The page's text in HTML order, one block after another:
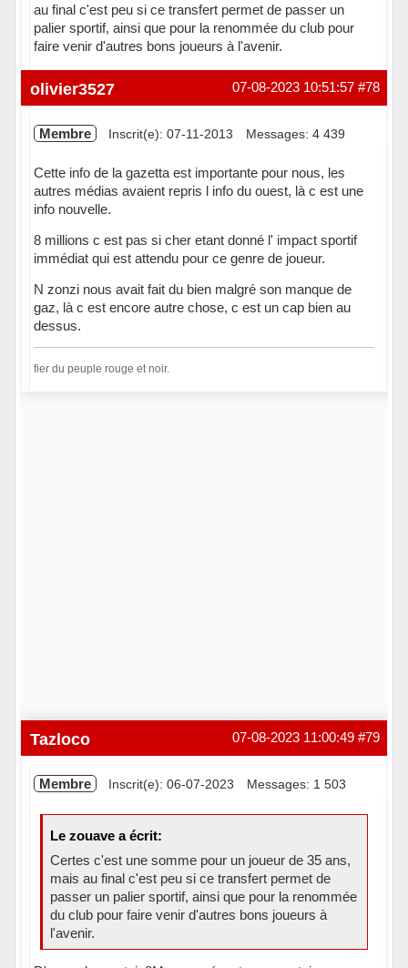
au final c'est peu si ce transfert permet de passer un
palier sportif, ainsi que pour la renommée du club pour
faire venir d'autres bons joueurs à l'avenir.
Hors ligne #78
07-08-2023 10:51:57
olivier3527
Membre Inscrit(e): 07-11-2013 Messages: 4 439
Cette info de la gazetta est importante pour nous, les
autres médias avaient repris l info du ouest, là c est une
info nouvelle.
8 millions c est pas si cher etant donné l' impact sportif
immédiat qui est attendu pour ce genre de joueur.
N zonzi nous avait fait du bien malgré son manque de
gaz, là c est encore autre chose, c est un cap bien au
dessus.
fier du peuple rouge et noir.
#79
07-08-2023 11:00:49
Tazloco
Membre Inscrit(e): 06-07-2023 Messages: 1 503
Le zouave a écrit:
Certes c'est une somme pour un joueur de 35 ans,
mais au final c'est peu si ce transfert permet de
passer un palier sportif, ainsi que pour la renommée
du club pour faire venir d'autres bons joueurs à
l'avenir.